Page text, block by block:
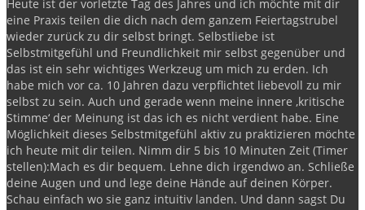
Heute ist der vorletzte Tag des Jahres und ich möchte mit dir
eine Praxis teilen die dich nach dem ganzem Feiertagstrubel
wieder zurück zu dir selbst bringt. Selbstliebe ist
Selbstmitgefühl und Freundlichkeit mir selbst gegenüber und
das ist ein sehr wichtiges Werkzeug um mich zu erden. Ich
habe mich vor ca. 10 Jahren dazu verpflichtet liebevoll zu mir
selbst zu sein. Auch und gerade wenn meine innere ‚kritische
Stimme‘ der Meinung ist das ich es nicht verdient habe. Eine
Möglichkeit dieses Selbstmitgefühl aktiv zu praktizieren möchte
ich heute mit dir teilen. Nimm dir 5 bis 10 Minuten Zeit (Timer
stellen):Mach es dir bequem. Lehne dich irgendwo an. Schließe
deine Augen und und lege deine Hände auf deinen Körper.
Schau einfach wo sie ganz intuitiv landen. Und dann sagst Du